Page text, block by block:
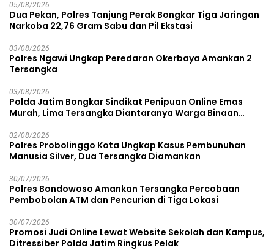
05/08/2026
Dua Pekan, Polres Tanjung Perak Bongkar Tiga Jaringan
Narkoba 22,76 Gram Sabu dan Pil Ekstasi
03/08/2026
Polres Ngawi Ungkap Peredaran Okerbaya Amankan 2
Tersangka
03/08/2026
Polda Jatim Bongkar Sindikat Penipuan Online Emas
Murah, Lima Tersangka Diantaranya Warga Binaan
02/08/2026
Polres Probolinggo Kota Ungkap Kasus Pembunuhan
Manusia Silver, Dua Tersangka Diamankan
30/07/2026
Polres Bondowoso Amankan Tersangka Percobaan
Pembobolan ATM dan Pencurian di Tiga Lokasi
30/07/2026
Promosi Judi Online Lewat Website Sekolah dan Kampus,
Ditressiber Polda Jatim Ringkus Pelak